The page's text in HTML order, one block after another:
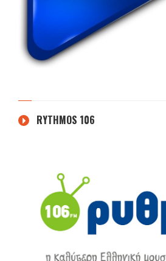
RYTHMOS 106